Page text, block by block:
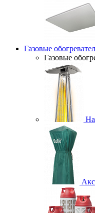
Газовые
Газовые